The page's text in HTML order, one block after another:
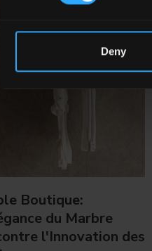
Deny
Boutique:
du Marbre
l'Innovation des